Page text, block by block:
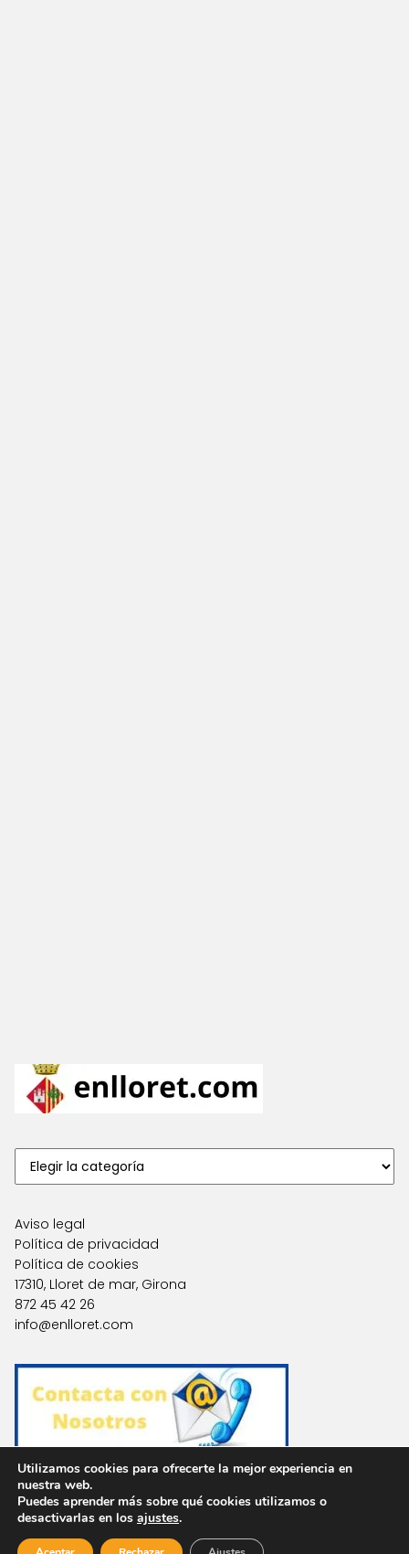
Aviso legal
Política de privacidad
Política de cookies
17310, Lloret de mar, Girona
872 45 42 26
info@enlloret.com
Agencias en Otras Localidades
Utilizamos cookies para ofrecerte la mejor experiencia en
nuestra web.
Puedes aprender más sobre qué cookies utilizamos o
desactivarlas en los ajustes.